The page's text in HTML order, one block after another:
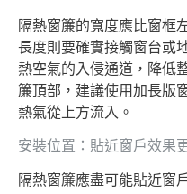
隔熱窗簾的寬度應比窗框
長度則要確實接觸窗台或
熱空氣的入侵通道，降低
簾頂部，建議使用加長版
熱氣從上方流入。
安裝位置：貼近窗戶效果
隔熱窗簾應盡可能貼近窗